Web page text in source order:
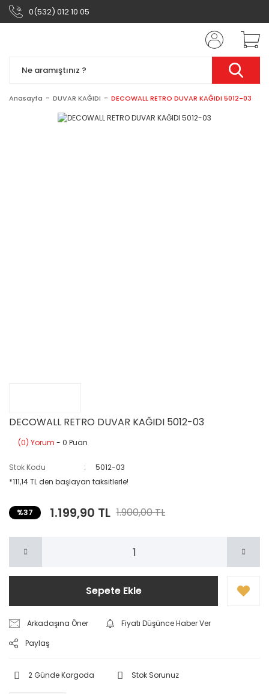
0(532) 012 10 05
Anasayfa DUVAR KAĞIDI DECOWALL RETRO DUVAR KAĞIDI 5012-03
DECOWALL RETRO DUVAR KAĞIDI 5012-03
(0) Yorum - 0 Puan
Stok Kodu
5012-03
*111,14 TL den başlayan taksitlerle!
%37 1.199,90 TL 1.900,00 TL
Sepete Ekle
Arkadaşına Öner
Fiyatı Düşünce Haber Ver
Paylaş
2 Günde Kargoda Stok Sorunuz